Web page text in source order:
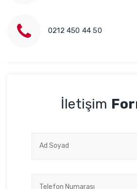
0212 450 44 50
İletişim